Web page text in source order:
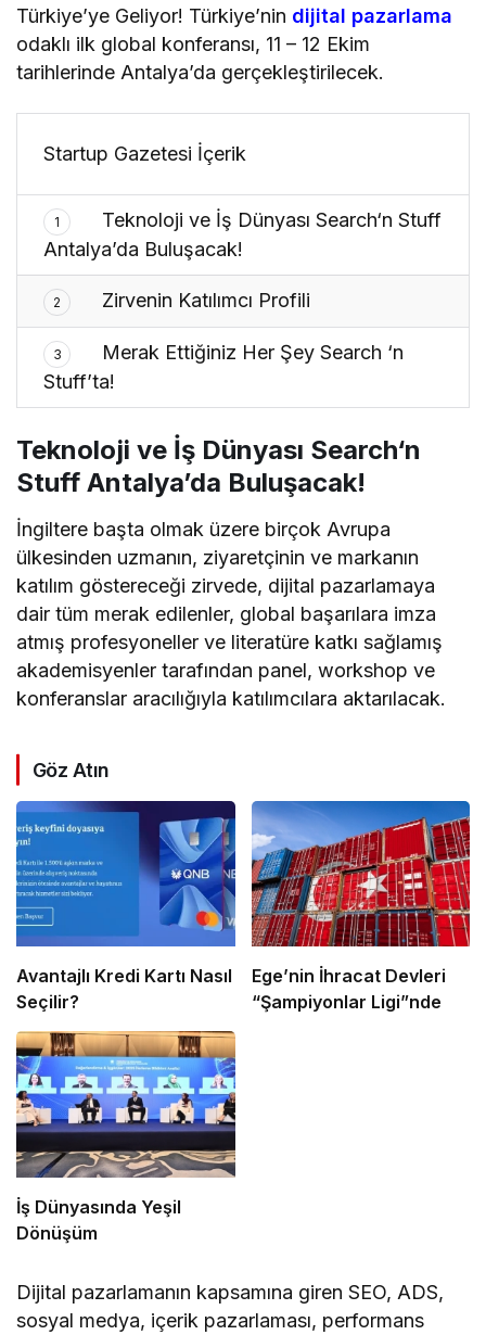
Türkiye’ye Geliyor! Türkiye’nin dijital pazarlama
odaklı ilk global konferansı, 11 – 12 Ekim
tarihlerinde Antalya’da gerçekleştirilecek.
Startup Gazetesi İçerik
1
Teknoloji ve İş Dünyası Search‘n Stuff
Antalya’da Buluşacak!
2 Zirvenin Katılımcı Profili
3
Merak Ettiğiniz Her Şey Search ‘n
Stuff’ta!
Teknoloji ve İş Dünyası Search‘n
Stuff Antalya’da Buluşacak!
İngiltere başta olmak üzere birçok Avrupa
ülkesinden uzmanın, ziyaretçinin ve markanın
katılım göstereceği zirvede, dijital pazarlamaya
dair tüm merak edilenler, global başarılara imza
atmış profesyoneller ve literatüre katkı sağlamış
akademisyenler tarafından panel, workshop ve
konferanslar aracılığıyla katılımcılara aktarılacak.
Göz Atın
Avantajlı Kredi Kartı Nasıl
Seçilir?
Ege’nin İhracat Devleri
“Şampiyonlar Ligi”nde
İş Dünyasında Yeşil
Dönüşüm
Dijital pazarlamanın kapsamına giren SEO, ADS,
sosyal medya, içerik pazarlaması, performans